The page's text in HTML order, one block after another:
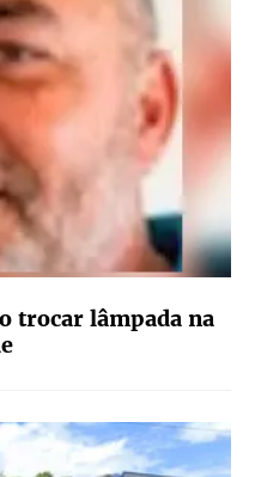
trocar lâmpada na